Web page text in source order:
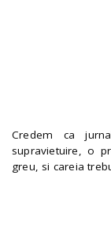
Credem ca
supravietuire, o
greu, si careia